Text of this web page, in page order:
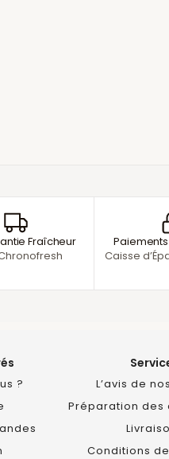
Fraîcheur
Caisse
?
L’avis de
Préparation des
Conditions